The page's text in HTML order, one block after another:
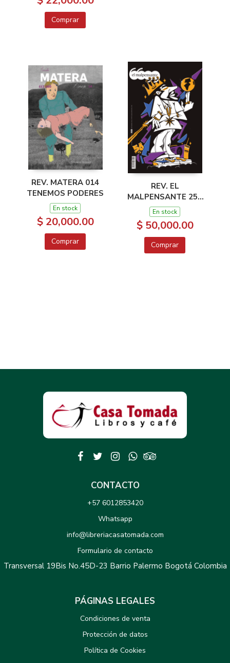
AFANADOR
Comprar
REV. MATERA 014
TENEMOS PODERES
En stock
$ 20,000.00
Comprar
REV. EL
MALPENSANTE 255
ESPECIAL HIP HOO
En stock
$ 50,000.00
Comprar
CONTACTO
+57 6012853420
Whatsapp
info@libreriacasatomada.com
Formulario de contacto
Transversal 19Bis No.45D-23 Barrio Palermo Bogotá Colombia
PÁGINAS LEGALES
Condiciones de venta
Protección de datos
Política de Cookies